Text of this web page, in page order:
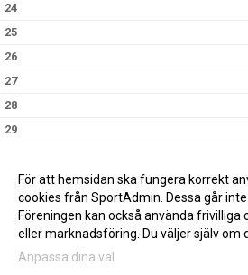
24
25
26
27
28
29
För att hemsidan ska fungera korrekt
cookies från SportAdmin. Dessa går
Föreningen kan också använda frivilliga
eller marknadsföring. Du väljer själv om
Anpassa dina val